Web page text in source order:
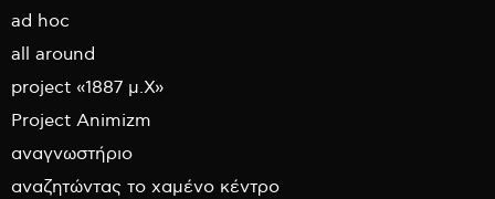
ad hoc
all around
project «1887 μ.Χ»
Project Animizm
αναγνωστήριο
αναζητώντας το χαμένο κέντρο